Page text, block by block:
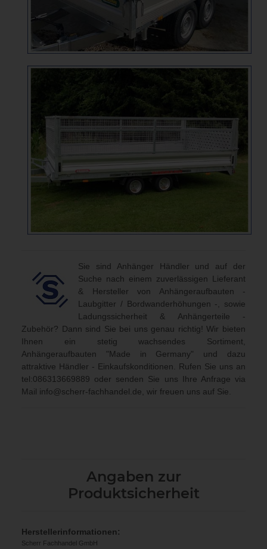
Sie sind Anhänger Händler und auf der
Suche nach einem zuverlässigen Lieferant
& Hersteller von Anhängeraufbauten -
Laubgitter / Bordwanderhöhungen -, sowie
Ladungssicherheit & Anhängerteile -
Zubehör? Dann sind Sie bei uns genau richtig! Wir bieten
Ihnen ein stetig wachsendes Sortiment,
Anhängeraufbauten "Made in Germany" und dazu
attraktive Händler - Einkaufskonditionen. Rufen Sie uns an
tel:086313669889 oder senden Sie uns Ihre Anfrage via
Mail info@scherr-fachhandel.de , wir freuen uns auf Sie.
Angaben zur
Produktsicherheit
Herstellerinformationen:
Scherr Fachhandel GmbH